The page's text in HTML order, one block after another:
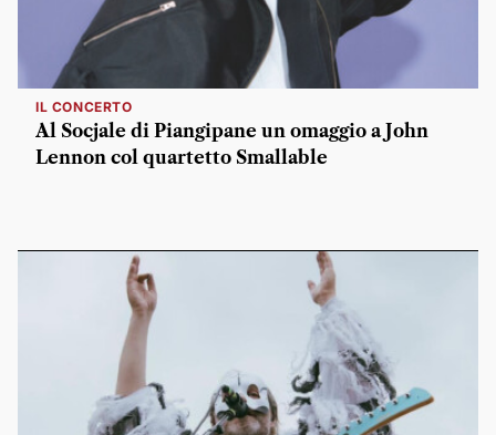
IL CONCERTO
Al Socjale di Piangipane un omaggio a John
Lennon col quartetto Smallable